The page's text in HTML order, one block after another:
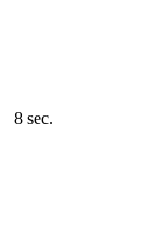
8 sec.